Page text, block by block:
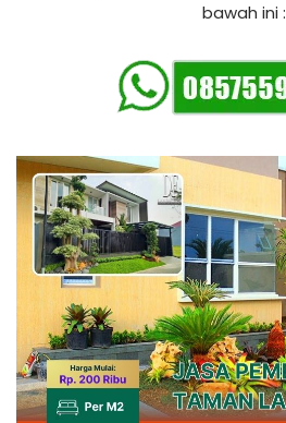
bawah ini :